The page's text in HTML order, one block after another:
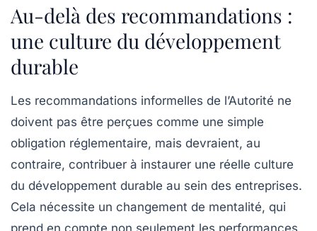
Au-delà des recommandations :
une culture du développement
durable
Les recommandations informelles de l’Autorité ne
doivent pas être perçues comme une simple
obligation réglementaire, mais devraient, au
contraire, contribuer à instaurer une réelle culture
du développement durable au sein des entreprises.
Cela nécessite un changement de mentalité, qui
prend en compte non seulement les performances